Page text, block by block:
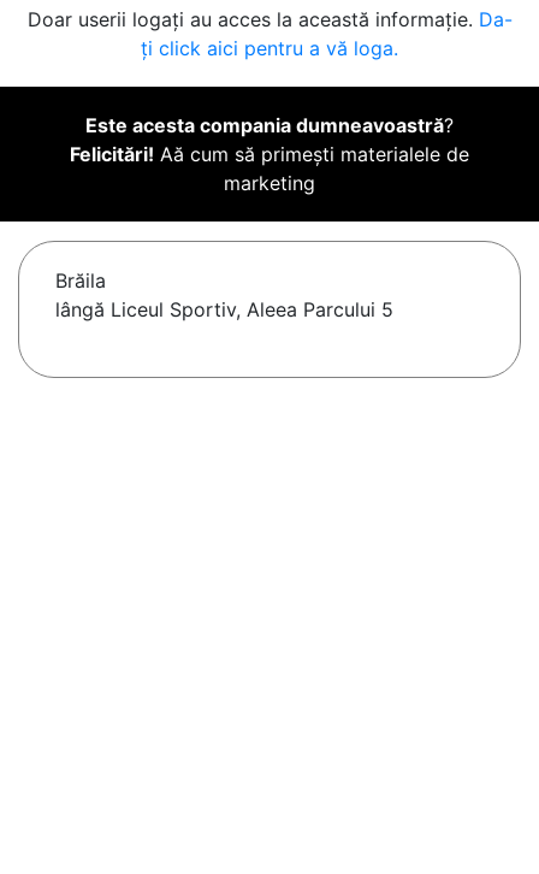
Doar userii logați au acces la această informație. Da-
ți click aici pentru a vă loga.
Este acesta compania dumneavoastră?
Felicitări! Aă cum să primești materialele de
marketing
Brăila
lângă Liceul Sportiv, Aleea Parcului 5